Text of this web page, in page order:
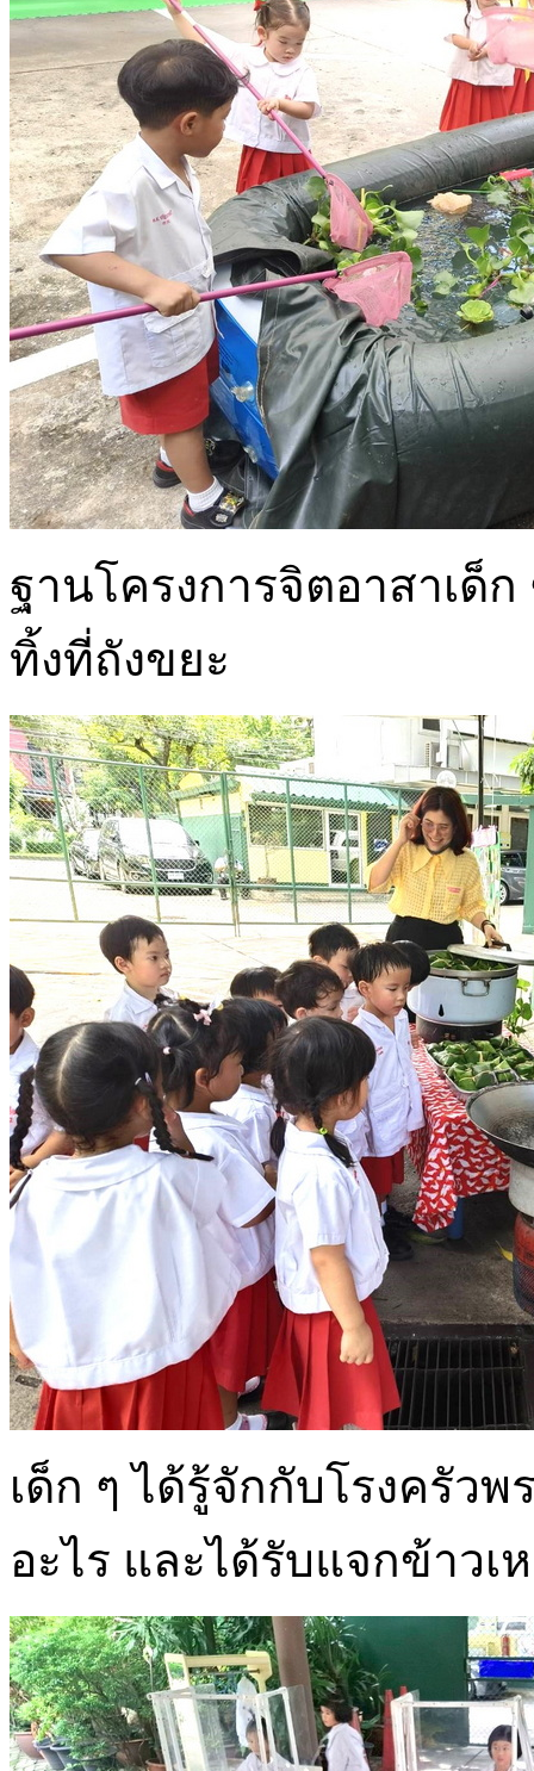
ฐานโครงการจิตอาสาเด็
ทิ้งที่ถังขยะ
เด็ก ๆ ได้รู้จักกับโรงครัว
อะไร และได้รับแจกข้าว